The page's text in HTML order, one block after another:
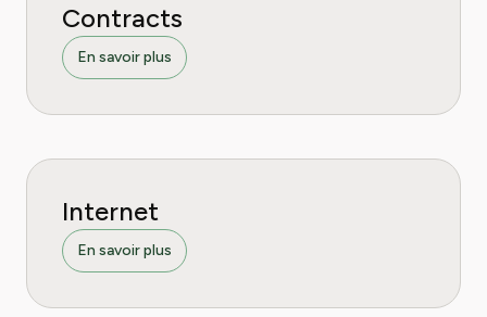
Contracts
En savoir plus
Internet
En savoir plus